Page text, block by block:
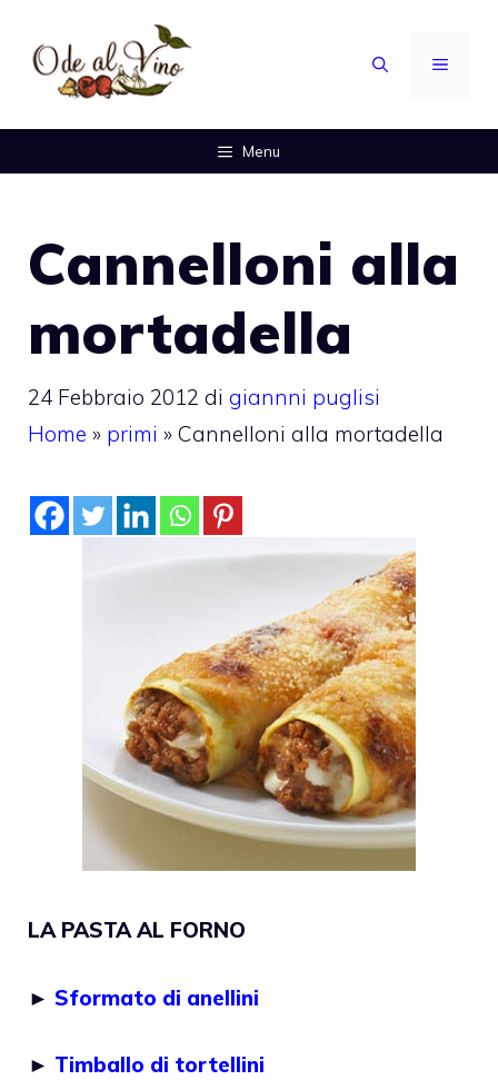
contenuto
MENU
Menu
Cannelloni alla
mortadella
24 Febbraio 2012 di giannni puglisi
Home » primi » Cannelloni alla mortadella
LA PASTA AL FORNO
► Sformato di anellini
► Timballo di tortellini